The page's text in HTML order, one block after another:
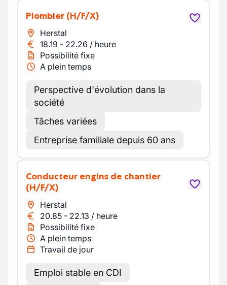
Plombier (H/F/X)
Herstal
18.19 - 22.26 / heure
Possibilité fixe
A plein temps
Perspective d'évolution dans la
société
Tâches variées
Entreprise familiale depuis 60 ans
Conducteur engins de chantier
(H/F/X)
Herstal
20.85 - 22.13 / heure
Possibilité fixe
A plein temps
Travail de jour
Emploi stable en CDI